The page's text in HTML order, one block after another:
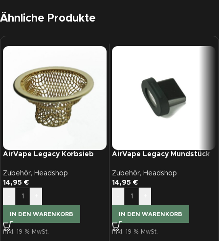
Ähnliche Produkte
AirVape Legacy Korbsieb
Zubehör, Headshop
14,95 €
IN DEN WARENKORB
inkl. 19 % MwSt.
AirVape Legacy Mundstück
Zubehör, Headshop
14,95 €
IN DEN WARENKORB
inkl. 19 % MwSt.